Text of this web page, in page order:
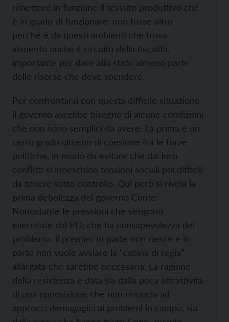
rimettere in funzione il tessuto produttivo che
è in grado di funzionare, non fosse altro
perché è da questi ambienti che trova
alimento anche il circuito della fiscalità,
importante per dare allo stato almeno parte
delle risorse che deve spendere.
Per confrontarsi con questa difficile situazione
il governo avrebbe bisogno di alcune condizioni
che non sono semplici da avere. La prima è un
certo grado almeno di coesione fra le forze
politiche, in modo da evitare che dai loro
conflitti si inneschino tensioni sociali poi difficili
da tenere sotto controllo. Qui però si rivela la
prima debolezza del governo Conte.
Nonostante le pressioni che vengono
esercitate dal PD, che ha consapevolezza del
problema, il premier in parte non riesce e in
parte non vuole avviare la “cabina di regia”
allargata che sarebbe necessaria. La ragione
della resistenza è data sia dalla poca attrattività
di una opposizione che non rinuncia ad
approcci demagogici ai problemi in campo, sia